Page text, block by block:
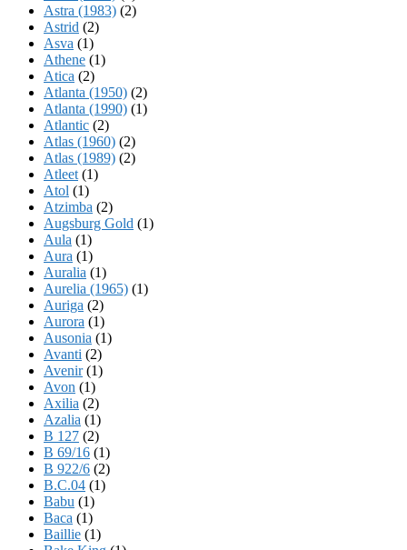
Astra (1983) (2)
Astrid (2)
Asva (1)
Athene (1)
Atica (2)
Atlanta (1950) (2)
Atlanta (1990) (1)
Atlantic (2)
Atlas (1960) (2)
Atlas (1989) (2)
Atleet (1)
Atol (1)
Atzimba (2)
Augsburg Gold (1)
Aula (1)
Aura (1)
Auralia (1)
Aurelia (1965) (1)
Auriga (2)
Aurora (1)
Ausonia (1)
Avanti (2)
Avenir(1)
Avon (1)
Axilia (2)
Azalia (1)
B 127 (2)
B 69/16 (1)
B 922/6 (2)
B.C.04 (1)
Babu (1)
Baca (1)
Baillie (1)